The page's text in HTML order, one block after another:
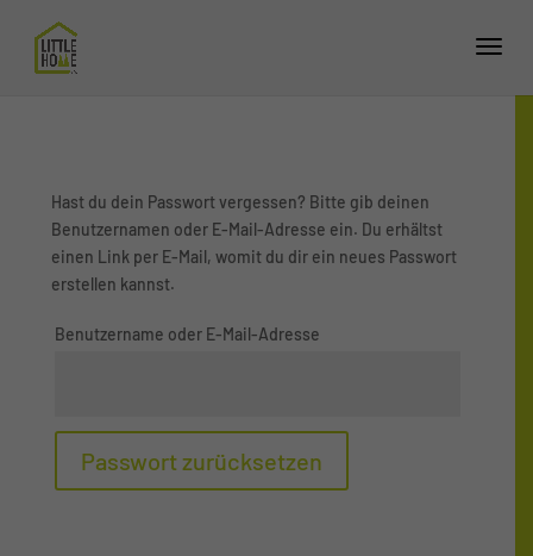
Hast du dein Passwort vergessen? Bitte gib deinen
Benutzernamen oder E-Mail-Adresse ein. Du erhältst
einen Link per E-Mail, womit du dir ein neues Passwort
erstellen kannst.
Benutzername oder E-Mail-Adresse
Passwort zurücksetzen